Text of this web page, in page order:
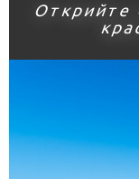
Открийте